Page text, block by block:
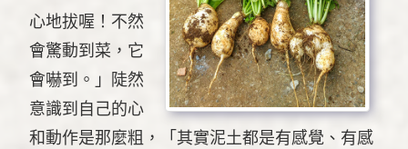
心地拔喔！不然
會驚動到菜，它
會嚇到。」陡然
意識到自己的心
和動作是那麼粗，「其實泥土都是有感覺、有感